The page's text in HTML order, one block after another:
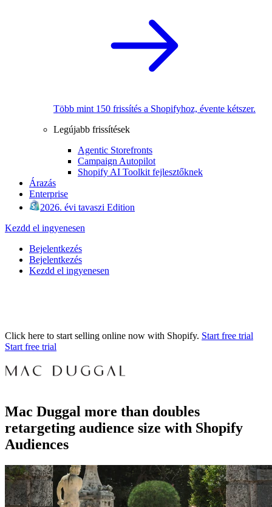
Több mint 150 frissítés a Shopifyhoz, évente kétszer.
Legújabb frissítések
Agentic Storefronts
Campaign Autopilot
Shopify AI Toolkit fejlesztőknek
Árazás
Enterprise
2026. évi tavaszi Edition
Kezdd el ingyenesen
Bejelentkezés
Bejelentkezés
Kezdd el ingyenesen
Click here to start selling online now with Shopify. Start free trial
Start free trial
Mac Duggal more than doubles
retargeting audience size with Shopify
Audiences